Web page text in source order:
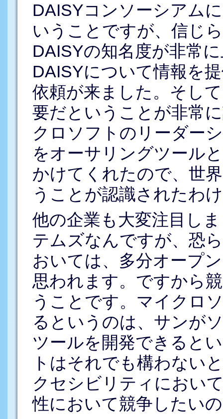
DAISYコンソーシアム
いうことですが、信じ
DAISYの知名度が非常
DAISYについて情報を
依頼が来ました。そし
要だということが非常
クロソフトのリーダー
をオーサリングツール
かけてくれたので、世
うことが認識されたわ
他の企業も大変注目し
テムズなんですが、恐
おいては、多分オープ
思われます。ですから
うことです。マイクロ
るというのは、サンが
ツールを開発できると
トはそれでも構わない
クセシビリティにおい
性において競争したい